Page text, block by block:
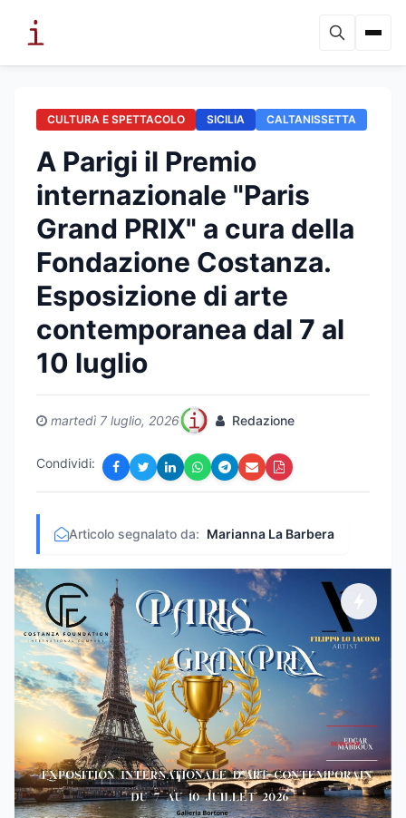
CULTURA E SPETTACOLO SICILIA CALTANISSETTA
A Parigi il Premio
internazionale "Paris
Grand PRIX" a cura della
Fondazione Costanza.
Esposizione di arte
contemporanea dal 7 al
10 luglio
martedì 7 luglio, 2026 Redazione
Condividi:
Articolo segnalato da: Marianna La Barbera